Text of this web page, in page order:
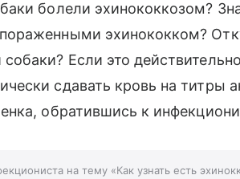
болели эхинококкозом?
эхинококком?
Если это
сдавать кровь на титры
обратившись к
на тему «Как узнать есть